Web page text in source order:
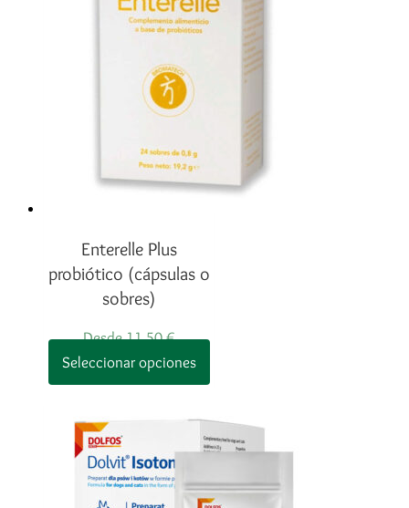
Enterelle Plus
probiótico (cápsulas o
sobres)
Desde 11,50€
Seleccionar opciones
producto
múltiples
Las